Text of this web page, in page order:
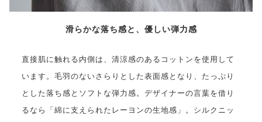
滑らかな落ち感と、優しい弾力感
直接肌に触れる内側は、清涼感のあるコットンを使用して
います。毛羽のないさらりとした表面感となり、たっぷり
とした落ち感とソフトな弾力感。デザイナーの言葉を借り
るなら「綿に支えられたレーヨンの生地感」。シルクニッ